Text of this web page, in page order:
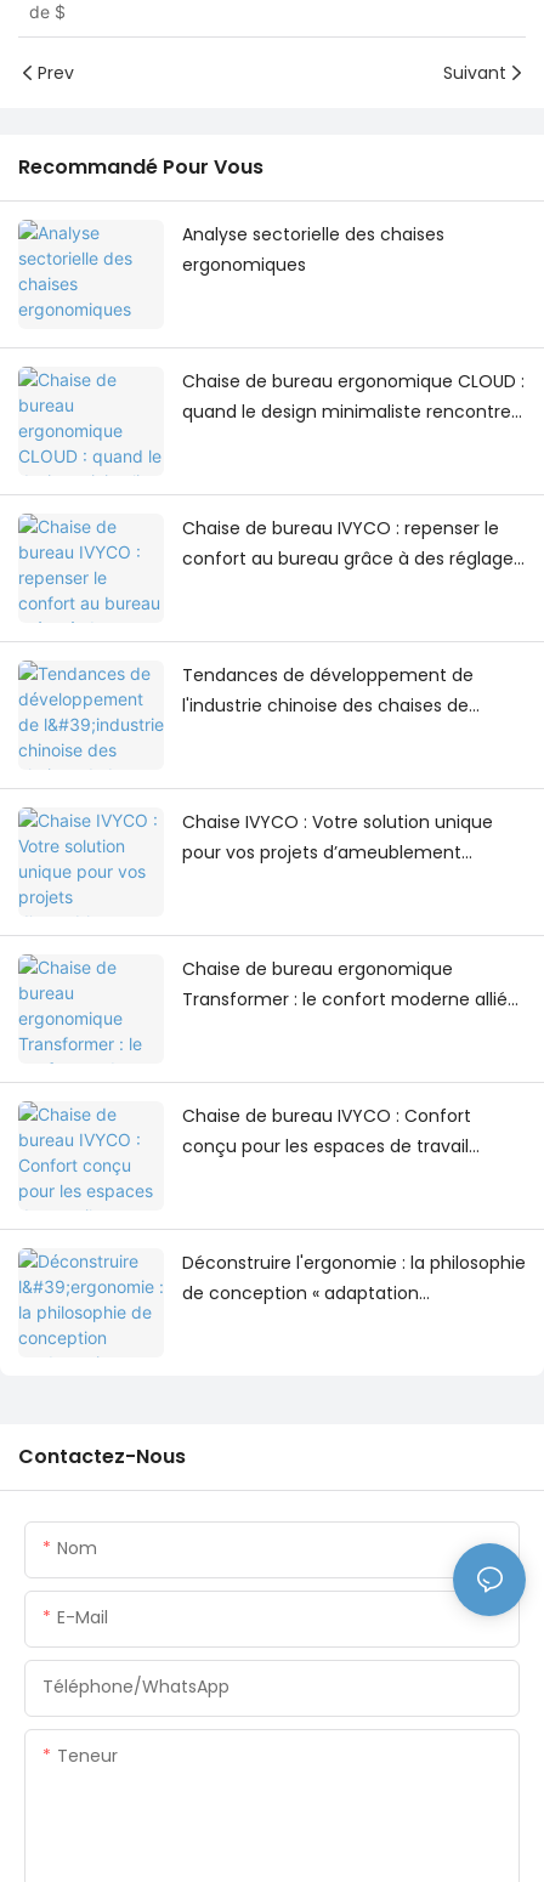
de $
Prev Suivant
Recommandé Pour Vous
Analyse sectorielle des chaises
ergonomiques
Chaise de bureau ergonomique CLOUD :
quand le design minimaliste rencontre
Chaise de bureau IVYCO : repenser le
confort au bureau grâce à des réglages
Tendances de développement de
l'industrie chinoise des chaises de
Chaise IVYCO : Votre solution unique
pour vos projets d’ameublement
Chaise de bureau ergonomique
Transformer : le confort moderne allié
Chaise de bureau IVYCO : Confort
conçu pour les espaces de travail
Déconstruire l'ergonomie : la philosophie
de conception « adaptation
Contactez-Nous
Nom
E-Mail
Téléphone/WhatsApp
Teneur